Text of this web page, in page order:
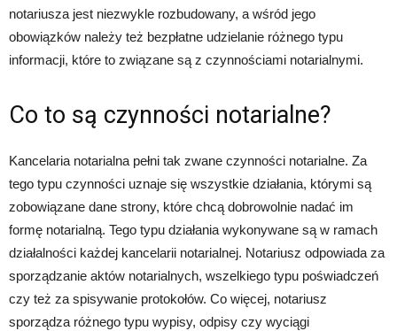
notariusza jest niezwykle rozbudowany, a wśród jego
obowiązków należy też bezpłatne udzielanie różnego typu
informacji, które to związane są z czynnościami notarialnymi.
Co to są czynności notarialne?
Kancelaria notarialna pełni tak zwane czynności notarialne. Za
tego typu czynności uznaje się wszystkie działania, którymi są
zobowiązane dane strony, które chcą dobrowolnie nadać im
formę notarialną. Tego typu działania wykonywane są w ramach
działalności każdej kancelarii notarialnej. Notariusz odpowiada za
sporządzanie aktów notarialnych, wszelkiego typu poświadczeń
czy też za spisywanie protokołów. Co więcej, notariusz
sporządza różnego typu wypisy, odpisy czy wyciągi